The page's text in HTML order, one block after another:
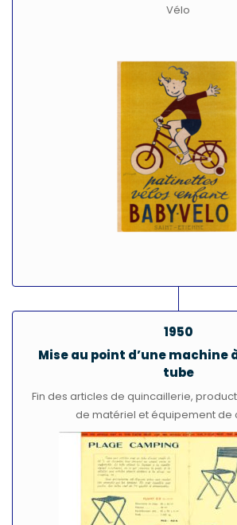
Vélo
1950
Mise au point d’une machine
tube
Fin des articles de quincaillerie,
de matériel et équipement de